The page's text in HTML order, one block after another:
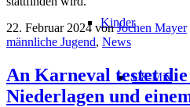
Kinder
U8-Mix
22. Februar 2024 vonJochen Mayer
männliche Jugend, News
An Karneval testet
Niederlagen und